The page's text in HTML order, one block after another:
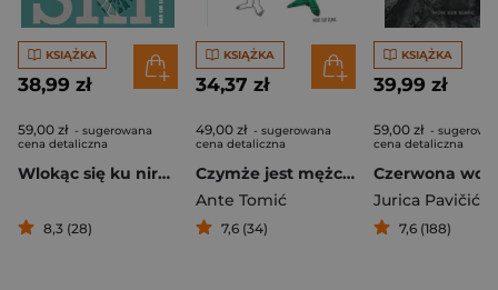
KSIĄŻKA
38,99 zł
59,00 zł - sugerowana
cena detaliczna
Wlokąc się ku nirwanie
8,3 (28)
KSIĄŻKA
34,37 zł
49,00 zł - sugerowana
cena detaliczna
Czymże jest mężczyzna bez wąsów
Ante Tomić
7,6 (34)
KSIĄŻKA
39,99 zł
59,00 zł -
cena detaliczna
Czerwona
Jurica Pavičić
7,6 (188)